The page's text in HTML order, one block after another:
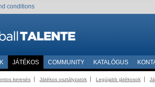
conditions
JÁTÉKOS COMMUNITY KATALÓGUS
keresés Játékos osztályzatok Legújabb játékosok